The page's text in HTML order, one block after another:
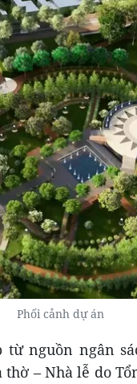
Phối cảnh dự án
nguồn ngân
– Nhà lễ do